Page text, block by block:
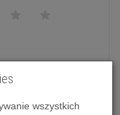
telefonicznie.
wszystkich